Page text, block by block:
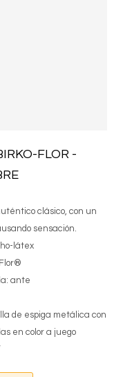
FLOR -
clásico, con un
sensación.
látex
ante
de espiga metálica con
en color a juego